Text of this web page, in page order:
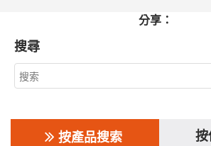
分享：
搜尋
按產品搜索 按